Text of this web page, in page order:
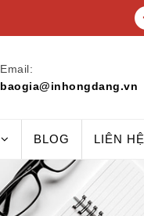
Email:
baogia@inhongdang.vn
BLOG LIÊN HỆ